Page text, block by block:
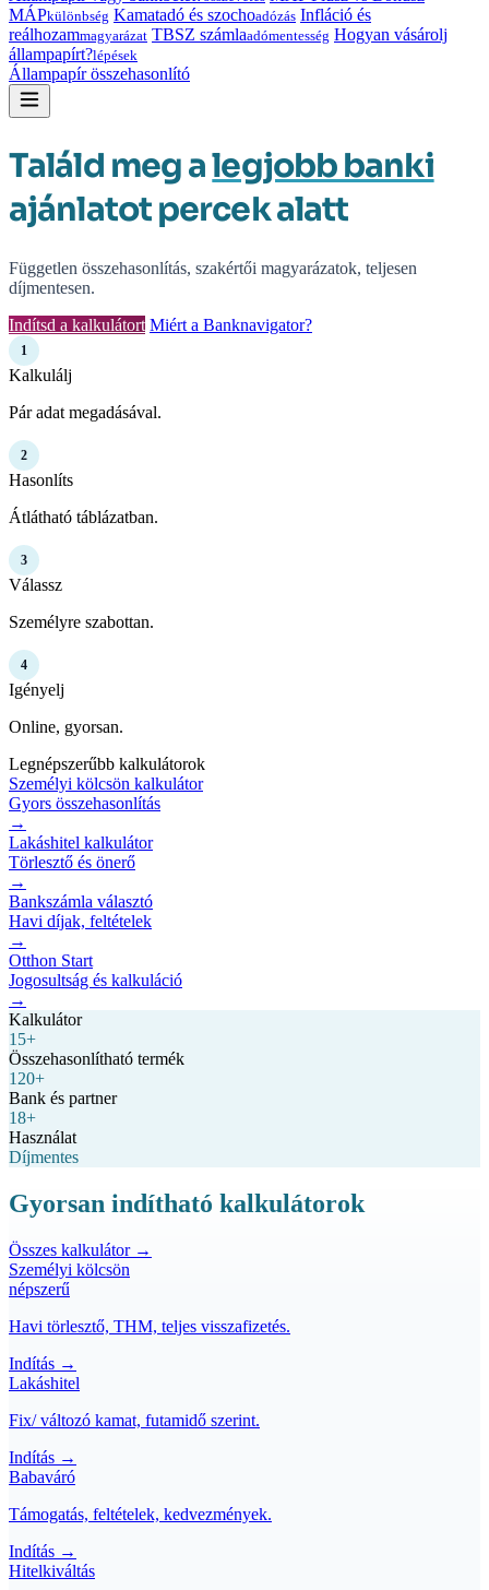
MÁPkülönbség Kamatadó és szochoadózás Infláció és
reálhozammagyarázat TBSZ számlaadómentesség Hogyan vásárolj
állampapírt?lépések
Állampapír összehasonlító
Találd meg alegjobb banki
ajánlatot percek alatt
Független összehasonlítás, szakértői magyarázatok, teljesen
díjmentesen.
Indítsd a kalkulátort Miért a Banknavigator?
1
Kalkulálj
Pár adat megadásával.
2
Hasonlíts
Átlátható táblázatban.
3
Válassz
Személyre szabottan.
4
Igényelj
Online, gyorsan.
Legnépszerűbb kalkulátorok
Személyi kölcsön kalkulátor
Gyors összehasonlítás
→
Lakáshitel kalkulátor
Törlesztő és önerő
→
Bankszámla választó
Havi díjak, feltételek
→
Otthon Start
Jogosultság és kalkuláció
→
Kalkulátor
15+
Összehasonlítható termék
120+
Bank és partner
18+
Használat
Díjmentes
Gyorsan indítható kalkulátorok
Összes kalkulátor →
Személyi kölcsön
népszerű
Havi törlesztő, THM, teljes visszafizetés.
Indítás →
Lakáshitel
Fix/ változó kamat, futamidő szerint.
Indítás →
Babaváró
Támogatás, feltételek, kedvezmények.
Indítás →
Hitelkiváltás